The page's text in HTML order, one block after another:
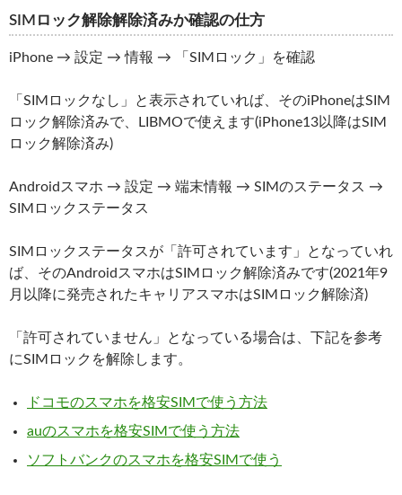
SIMロック解除解除済みか確認の仕方
iPhone → 設定 → 情報 → 「SIMロック」を確認
「SIMロックなし」と表示されていれば、そのiPhoneはSIM
ロック解除済みで、LIBMOで使えます(iPhone13以降はSIM
ロック解除済み)
Androidスマホ → 設定 → 端末情報 → SIMのステータス →
SIMロックステータス
SIMロックステータスが「許可されています」となっていれ
ば、そのAndroidスマホはSIMロック解除済みです(2021年9
月以降に発売されたキャリアスマホはSIMロック解除済)
「許可されていません」となっている場合は、下記を参考
にSIMロックを解除します。
ドコモのスマホを格安SIMで使う方法
auのスマホを格安SIMで使う方法
ソフトバンクのスマホを格安SIMで使う